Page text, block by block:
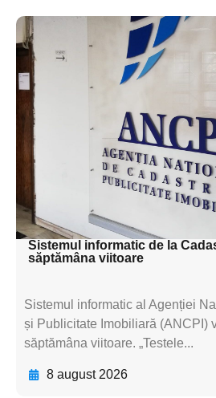
Adaugă aici
textul pentru
textul pentru
textul pentru
Sistemul informatic de la
săptămâna viitoare
Sistemul informatic al Agenției
și Publicitate Imobiliară (ANCPI)
săptămâna viitoare. „Testele...
8 august 2026